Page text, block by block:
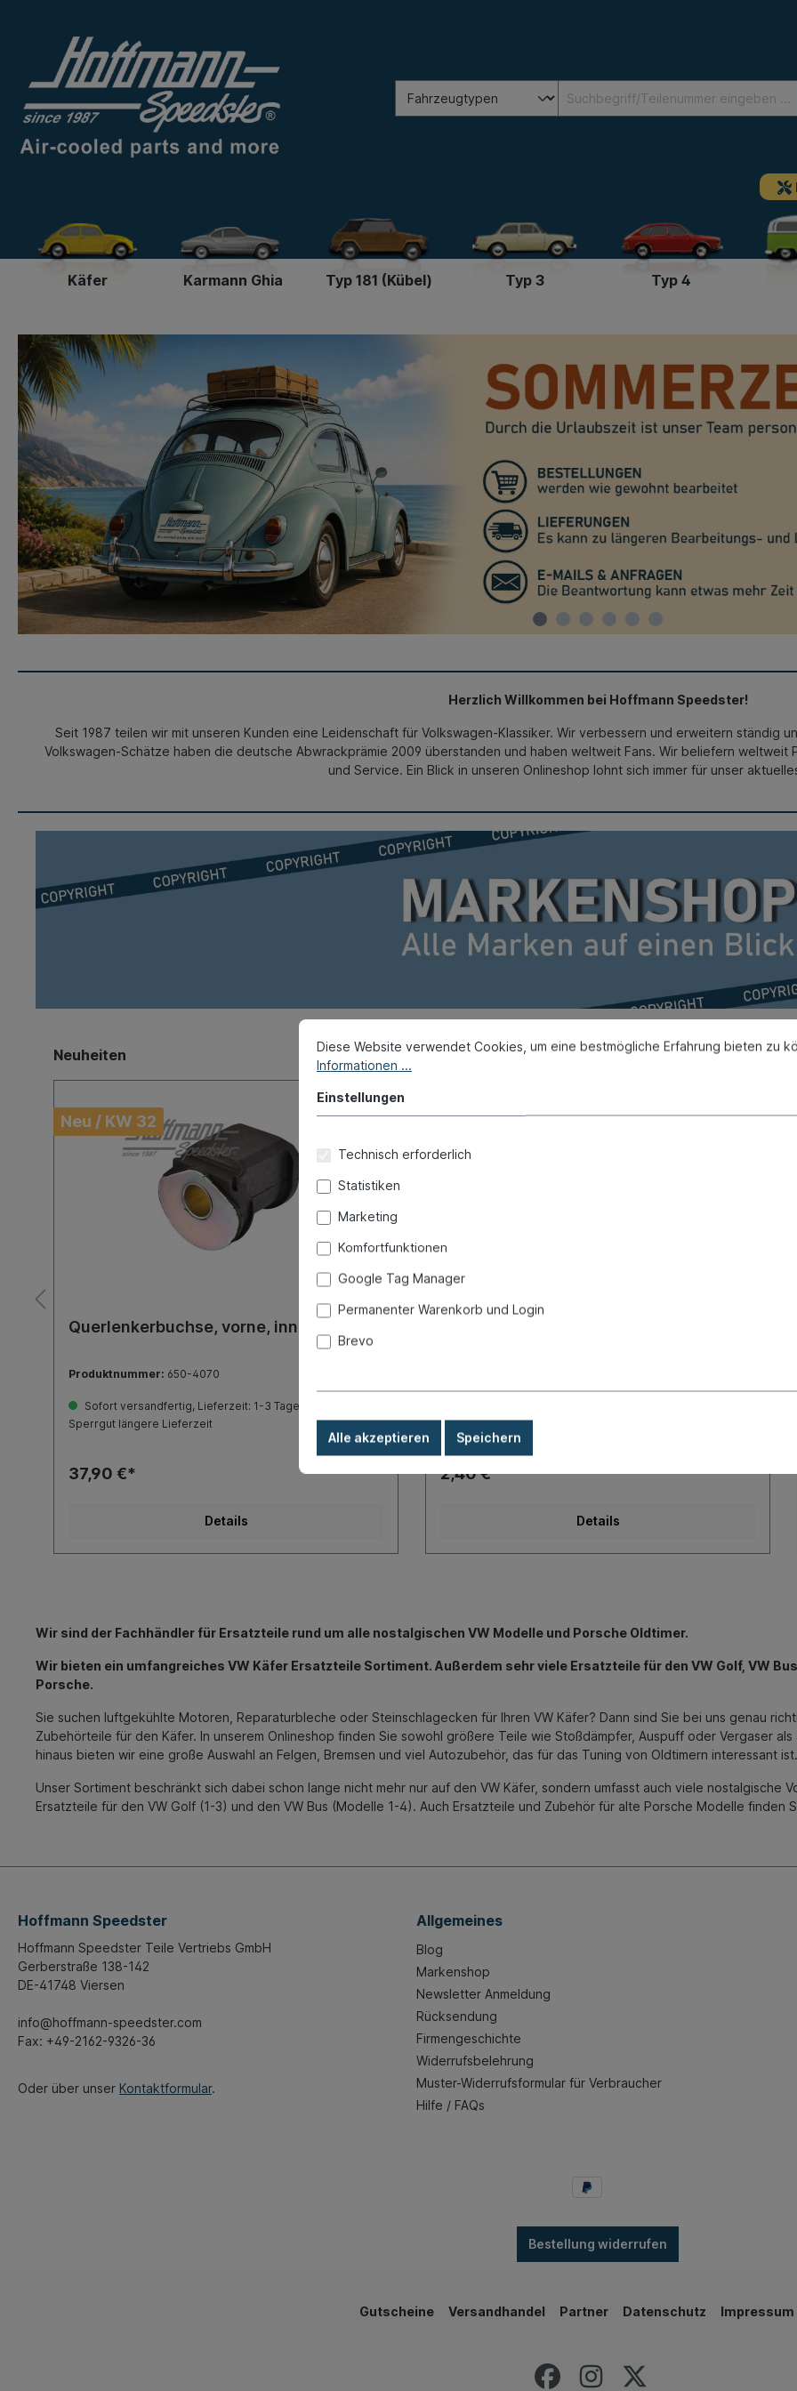
Käfer Karmann Ghia Typ 181 (Kübel) Typ 3 Typ 4
Herzlich Willkommen bei Hoffmann Speedster!
Seit 1987 teilen wir mit unseren Kunden eine Leidenschaft für Volkswagen-Klassiker. Wir verbessern und erweitern ständig
Volkswagen-Schätze haben die deutsche Abwrackprämie 2009 überstanden und haben weltweit Fans. Wir beliefern weltweit
und Service. Ein Blick in unseren Onlineshop lohnt sich immer für unser
Neuheiten
Neu / KW 32
Querlenkerbuchse, vorne, innen
Produktnummer: 650-4070
Sofort versandfertig, Lieferzeit: 1-3 Tage, Ausland +
Sperrgut längere Lieferzeit
37,90 €*
Details
Neu / KW 32
Sperrgut längere Lieferzeit
2,40 €*
Details
Wir sind der Fachhändler für Ersatzteile rund um alle nostalgischen VW Modelle und Porsche Oldtimer.
Wir bieten ein umfangreiches VW Käfer Ersatzteile Sortiment. Außerdem sehr viele Ersatzteile für den VW Golf, VW Bus
Porsche.
Sie suchen luftgekühlte Motoren, Reparaturbleche oder Steinschlagecken für Ihren VW Käfer? Dann sind Sie bei uns genau
Zubehörteile für den Käfer. In unserem Onlineshop finden Sie sowohl größere Teile wie Stoßdämpfer, Auspuff oder Vergaser
hinaus bieten wir eine große Auswahl an Felgen, Bremsen und viel Autozubehör, das für das Tuning von Oldtimern interessant ist.
Unser Sortiment beschränkt sich dabei schon lange nicht mehr nur auf den VW Käfer, sondern umfasst auch viele nostalgische
Ersatzteile für den VW Golf (1-3) und den VW Bus (Modelle 1-4). Auch Ersatzteile und Zubehör für alte Porsche Modelle finden
Hoffmann Speedster
Hoffmann Speedster Teile Vertriebs GmbH
Gerberstraße 138-142
DE-41748 Viersen
info@hoffmann-speedster.com
Fax: +49-2162-9326-36
Oder über unser Kontaktformular.
Allgemeines
Blog
Markenshop
Newsletter Anmeldung
Rücksendung
Firmengeschichte
Widerrufsbelehrung
Muster-Widerrufsformular für Verbraucher
Hilfe / FAQs
Bestellung widerrufen
Gutscheine Versandhandel Partner Datenschutz Impressum
Diese Website verwendet Cookies, um eine bestmögliche Erfahrung bieten zu
Informationen ...
Einstellungen
Technisch erforderlich
Statistiken
Marketing
Komfortfunktionen
Google Tag Manager
Permanenter Warenkorb und Login
Brevo
Alle akzeptieren Speichern